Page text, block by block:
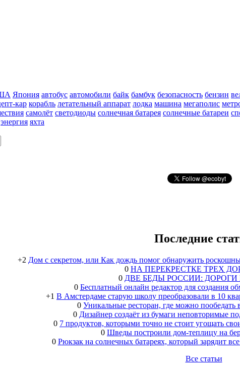
Япония автобус автомобили байк бамбук безопасность бензин
кар корабль летательный аппарат лодка машина мегаполис
самолёт светодиоды солнечная батарея солнечные батареи
энергия яхта
Последние
+2 Дом с секретом, или Как дождь помог обнаружить
0 НА ПЕРЕКРЕСТКЕ ТРЕХ
0 ДВЕ БЕДЫ РОССИИ:
0 Бесплатный онлайн редактор для создания
+1 В Амстердаме старую школу преобразовали в 10
0 Уникальные ресторан, где можно пообедать
0 Дизайнер создаёт из бумаги неповторимые
0 7 продуктов, которыми точно не стоит угощать
0 Шведы построили дом-теплицу на
0 Рюкзак на солнечных батареях, который зарядит
Все статьи